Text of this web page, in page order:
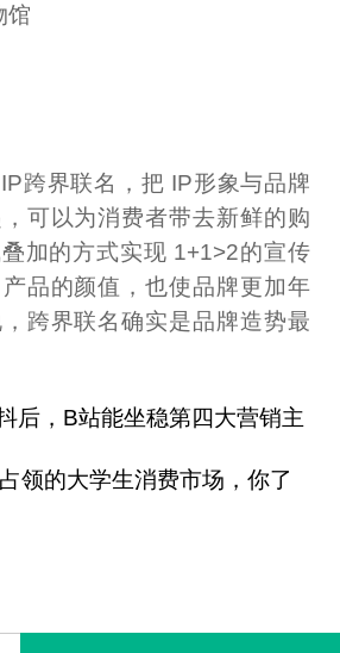
馆
跨界联名，把 IP形象与品牌
可以为消费者带去新鲜的购
加的方式实现 1+1>2的宣传
品的颜值，也使品牌更加年
跨界联名确实是品牌造势最
后，B站能坐稳第四大营销主
领的大学生消费市场，你了